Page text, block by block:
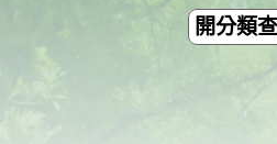
開分類